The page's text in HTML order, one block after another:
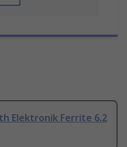
Elektronik Ferrite 6.2